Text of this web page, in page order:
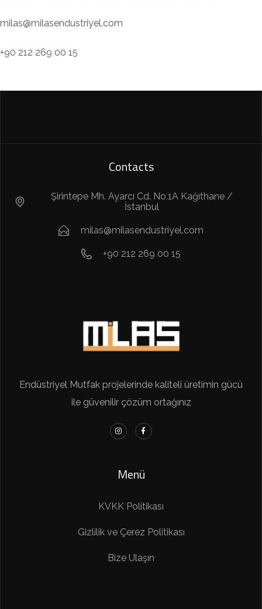
milas@milasendustriyel.com
+90 212 269 00 15
Contacts
Şirintepe Mh. Ayarcı Cd. No.1A Kağıthane /
İstanbul
milas@milasendustriyel.com
+90 212 269 00 15
Endüstriyel Mutfak projelerinde kaliteli üretimin gücü
ile güvenilir çözüm ortağınız
Menü
KVKK Politikası
Gizlilik ve Çerez Politikası
Bize Ulaşın